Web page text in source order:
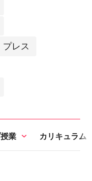
プレス
業 カリキュラム